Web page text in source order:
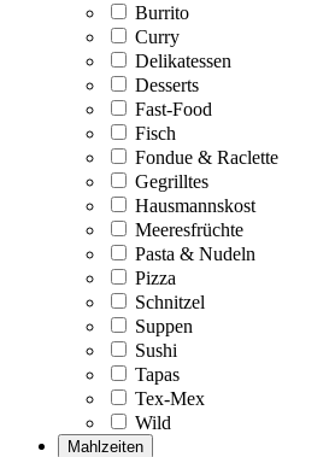
Burrito
Curry
Delikatessen
Desserts
Fast-Food
Fisch
Fondue & Raclette
Gegrilltes
Hausmannskost
Meeresfrüchte
Pasta & Nudeln
Pizza
Schnitzel
Suppen
Sushi
Tapas
Tex-Mex
Wild
Mahlzeiten